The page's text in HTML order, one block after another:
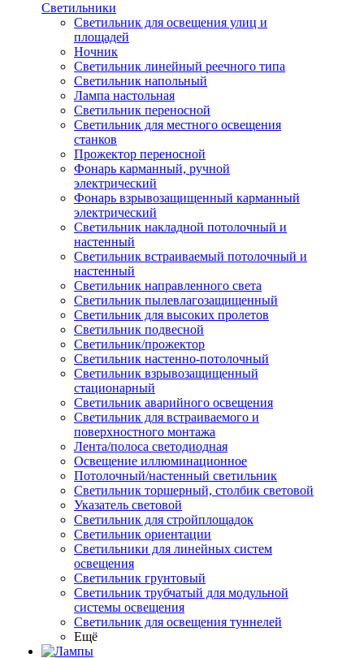
Светильники
Светильник для освещения улиц и
площадей
Ночник
Светильник линейный реечного типа
Светильник напольный
Лампа настольная
Светильник переносной
Светильник для местного освещения
станков
Прожектор переносной
Фонарь карманный, ручной
электрический
Фонарь взрывозащищенный карманный
электрический
Светильник накладной потолочный и
настенный
Светильник встраиваемый потолочный и
настенный
Светильник направленного света
Светильник пылевлагозащищенный
Светильник для высоких пролетов
Светильник подвесной
Светильник/прожектор
Светильник настенно-потолочный
Светильник взрывозащищенный
стационарный
Светильник аварийного освещения
Светильник для встраиваемого и
поверхностного монтажа
Лента/полоса светодиодная
Освещение иллюминационное
Потолочный/настенный светильник
Светильник торшерный, столбик световой
Указатель световой
Светильник для стройплощадок
Светильник ориентации
Светильники для линейных систем
освещения
Светильник грунтовый
Светильник трубчатый для модульной
системы освещения
Светильник для освещения туннелей
Ещё